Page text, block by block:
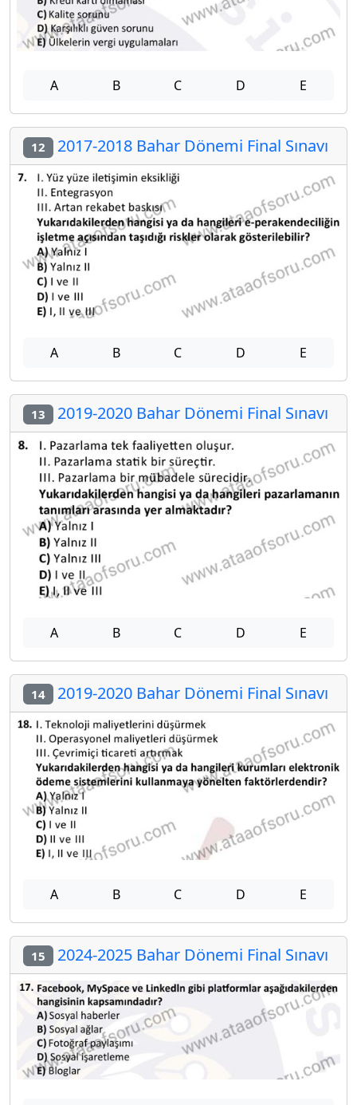
A B C D E
12 2017-2018 Bahar Dönemi Final Sınavı
A B C D E
13 2019-2020 Bahar Dönemi Final Sınavı
A B C D E
14 2019-2020 Bahar Dönemi Final Sınavı
A B C D E
15 2024-2025 Bahar Dönemi Final Sınavı